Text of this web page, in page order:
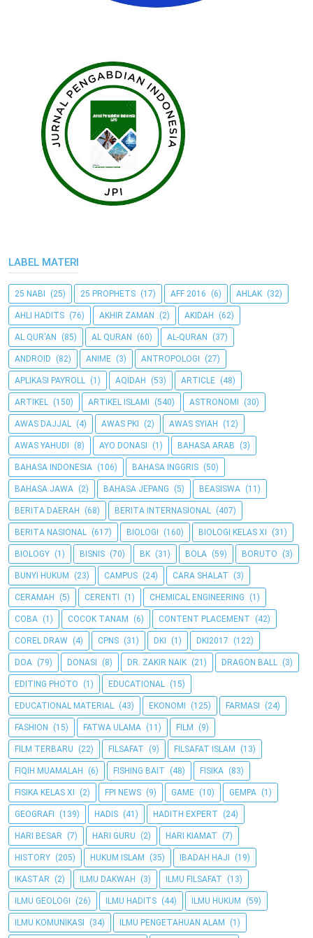
LABEL MATERI
25 NABI (25) 25 PROPHETS (17) AFF 2016 (6) AHLAK (32)
AHLI HADITS (76) AKHIR ZAMAN (2) AKIDAH (62)
AL QUR'AN (85) AL QURAN (60) AL-QURAN (37)
ANDROID (82) ANIME (3) ANTROPOLOGI (27)
APLIKASI PAYROLL (1) AQIDAH (53) ARTICLE (48)
ARTIKEL (150) ARTIKEL ISLAMI (540) ASTRONOMI (30)
AWAS DAJJAL (4) AWAS PKI (2) AWAS SYIAH (12)
AWAS YAHUDI (8) AYO DONASI (1) BAHASA ARAB (3)
BAHASA INDONESIA (106) BAHASA INGGRIS (50)
BAHASA JAWA (2) BAHASA JEPANG (5) BEASISWA (11)
BERITA DAERAH (68) BERITA INTERNASIONAL (407)
BERITA NASIONAL (617) BIOLOGI (160) BIOLOGI KELAS XI (31)
BIOLOGY (1) BISNIS (70) BK (31) BOLA (59) BORUTO (3)
BUNYI HUKUM (23) CAMPUS (24) CARA SHALAT (3)
CERAMAH (5) CERENTI (1) CHEMICAL ENGINEERING (1)
COBA (1) COCOK TANAM (6) CONTENT PLACEMENT (42)
COREL DRAW (4) CPNS (31) DKI (1) DKI2017 (122)
DOA (79) DONASI (8) DR. ZAKIR NAIK (21) DRAGON BALL (3)
EDITING PHOTO (1) EDUCATIONAL (15)
EDUCATIONAL MATERIAL (43) EKONOMI (125) FARMASI (24)
FASHION (15) FATWA ULAMA (11) FILM (9)
FILM TERBARU (22) FILSAFAT (9) FILSAFAT ISLAM (13)
FIQIH MUAMALAH (6) FISHING BAIT (48) FISIKA (83)
FISIKA KELAS XI (2) FPI NEWS (9) GAME (10) GEMPA (1)
GEOGRAFI (139) HADIS (41) HADITH EXPERT (24)
HARI BESAR (7) HARI GURU (2) HARI KIAMAT (7)
HISTORY (205) HUKUM ISLAM (35) IBADAH HAJI (19)
IKASTAR (2) ILMU DAKWAH (3) ILMU FILSAFAT (13)
ILMU GEOLOGI (26) ILMU HADITS (44) ILMU HUKUM (59)
ILMU KOMUNIKASI (34) ILMU PENGETAHUAN ALAM (1)